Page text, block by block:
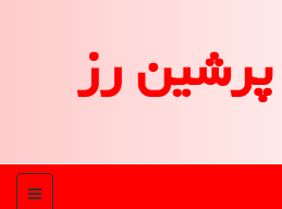
پرشین رز
منو